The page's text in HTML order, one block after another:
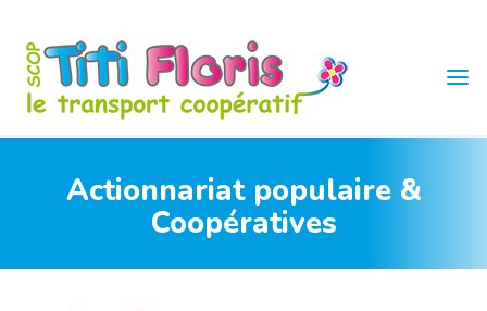
content
TITI
FLORIS
Actionnariat populaire &
Coopératives